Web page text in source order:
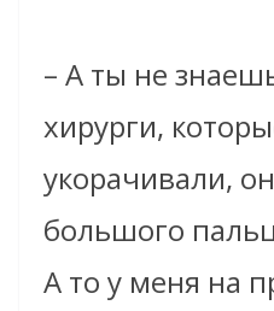
– А ты не
хирурги,
укорачивали,
большого
А то у меня на